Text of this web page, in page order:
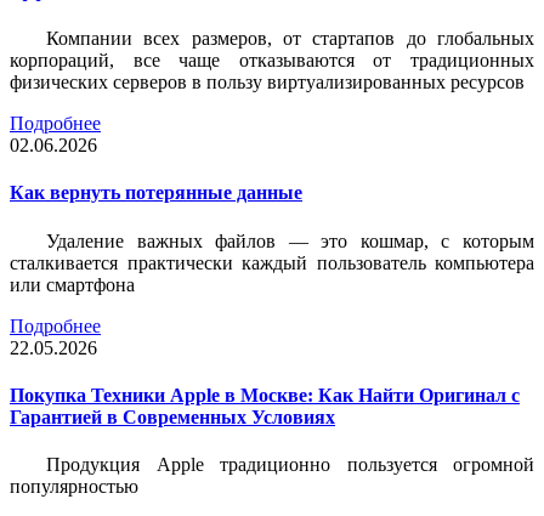
Компании всех размеров, от стартапов до глобальных
корпораций, все чаще отказываются от традиционных
физических серверов в пользу виртуализированных ресурсов
Подробнее
02.06.2026
Как вернуть потерянные данные
Удаление важных файлов — это кошмар, с которым
сталкивается практически каждый пользователь компьютера
или смартфона
Подробнее
22.05.2026
Покупка Техники Apple в Москве: Как Найти Оригинал с
Гарантией в Современных Условиях
Продукция Apple традиционно пользуется огромной
популярностью